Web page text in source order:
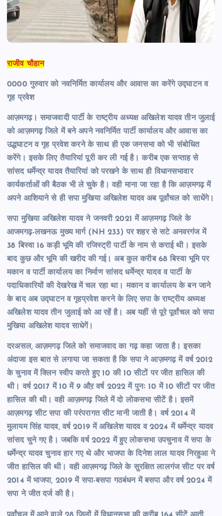
राजीव चौहान
0000 गुरुवार को नवनिर्मित कार्यालय और आवास का करेंगे उद्घाटन व
गृह प्रवेश
आज़मगढ़। समाजवादी पार्टी के राष्ट्रीय अध्यक्ष अखिलेश यादव तीन जुलाई
को आज़मगढ़ जिले में बने अपने नवनिर्मित पार्टी कार्यालय और आवास का
उद्धघाटन व गृह प्रवेश करने के साथ ही एक जनसभा को भी संबोधित
करेंगे। इसके लिए तैयारियां पूरी कर ली गई है। करीब एक सप्ताह से
सांसद धर्मेन्द्र यादव तैयारियां को परखने के साथ ही विधानसभावार
कार्यकर्ताओं की बैठक भी ले चुके है। वही माना जा रहा है कि आज़मगढ़ में
अपने आशियाने से ही सपा मुखिया अखिलेश यादव अब पूर्वांचल को साधेंगे।
सपा मुखिया अखिलेश यादव ने जनवरी 2021 में आज़मगढ़ जिले के
आजमगढ़-लखनऊ मुख्य मार्ग (NH 233) पर शहर से सटे अनवरगंज में
38 बिस्वा 16 कड़ी भूमि की रजिस्ट्री पार्टी के नाम से कराई थी। इसके
बाद कुछ और भूमि की खरीद की गई। अब कुल करीब 68 बिस्वा भूमि पर
मकान व पार्टी कार्यालय का निर्माण सांसद धर्मेन्द्र यादव व पार्टी के
पदाधिकारियों की देखरेख में चल रहा था। मकान व कार्यालय के बन जाने
के बाद अब उद्घाटन व गृहप्रवेश करने के लिए सपा के राष्ट्रीय अध्यक्ष
अखिलेश यादव तीन जुलाई को आ रहें है। अब यहीं से पूरे पूर्वांचल को सपा
मुखिया अखिलेश यादव साधेगें।
दरअसल, आज़मगढ़ जिले को समाजवाद का गढ़ कहा जाता है। इसका
अंदाजा इस बात से लगाया जा सकता है कि सपा ने आज़मगढ़ में वर्ष 2012
के चुनाव में क्लिन स्वीप करते हुए 10 की 10 सीटों पर जीत हासिल की
थी। वर्ष 2017 में 10 में 9 औऱ वर्ष 2022 में पुनः 10 में 10 सीटों पर जीत
हासिल की थी। वही आज़मगढ़ जिले में दो लोकसभा सीटें है। इसमें
आज़मगढ़ सीट सपा की परंपरागत सीट मानी जाती है। वर्ष 2014 में
मुलायम सिंह यादव, वर्ष 2019 में अखिलेश यादव व 2024 में धर्मेन्द्र यादव
सांसद चुने गए है। जबकि वर्ष 2022 में हुए लोकसभा उपचुनाव में सपा के
धर्मेन्द्र यादव चुनाव हार गए थे और भाजपा के दिनेश लाल यादव निरहुआ ने
जीत हासिल की थी। वही आज़मगढ़ जिले के सुरक्षित लालगंज सीट पर वर्ष
2014 में भाजपा, 2019 में सपा-बसपा गठबंधन में बसपा और वर्ष 2024 में
सपा ने जीत दर्ज की है।